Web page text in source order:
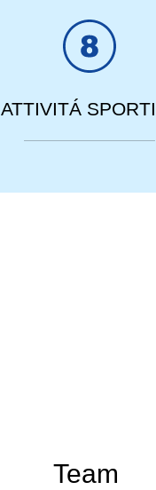
ATTIVITÁ
Team